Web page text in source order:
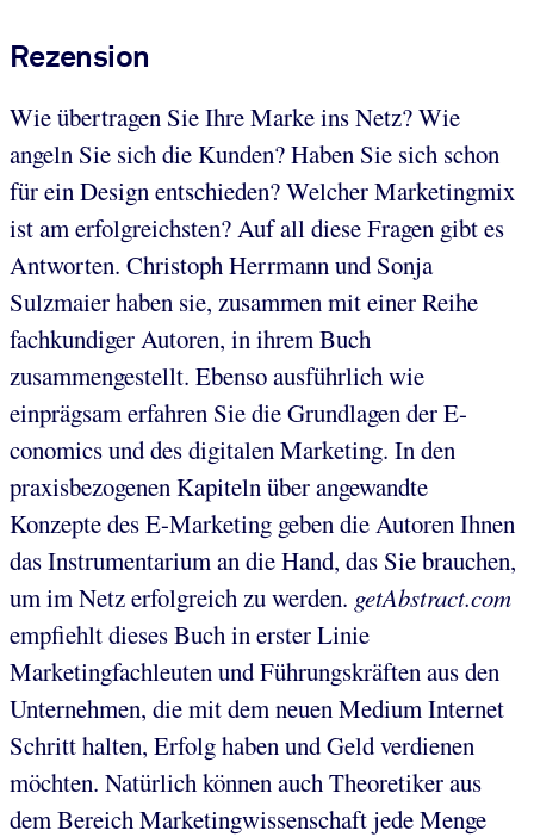
Rezension
Wie übertragen Sie Ihre Marke ins Netz? Wie
angeln Sie sich die Kunden? Haben Sie sich schon
für ein Design entschieden? Welcher Marketingmix
ist am erfolgreichsten? Auf all diese Fragen gibt es
Antworten. Christoph Herrmann und Sonja
Sulzmaier haben sie, zusammen mit einer Reihe
fachkundiger Autoren, in ihrem Buch
zusammengestellt. Ebenso ausführlich wie
einprägsam erfahren Sie die Grundlagen der E-
conomics und des digitalen Marketing. In den
praxisbezogenen Kapiteln über angewandte
Konzepte des E-Marketing geben die Autoren Ihnen
das Instrumentarium an die Hand, das Sie brauchen,
um im Netz erfolgreich zu werden. getAbstract.com
empfiehlt dieses Buch in erster Linie
Marketingfachleuten und Führungskräften aus den
Unternehmen, die mit dem neuen Medium Internet
Schritt halten, Erfolg haben und Geld verdienen
möchten. Natürlich können auch Theoretiker aus
dem Bereich Marketingwissenschaft jede Menge